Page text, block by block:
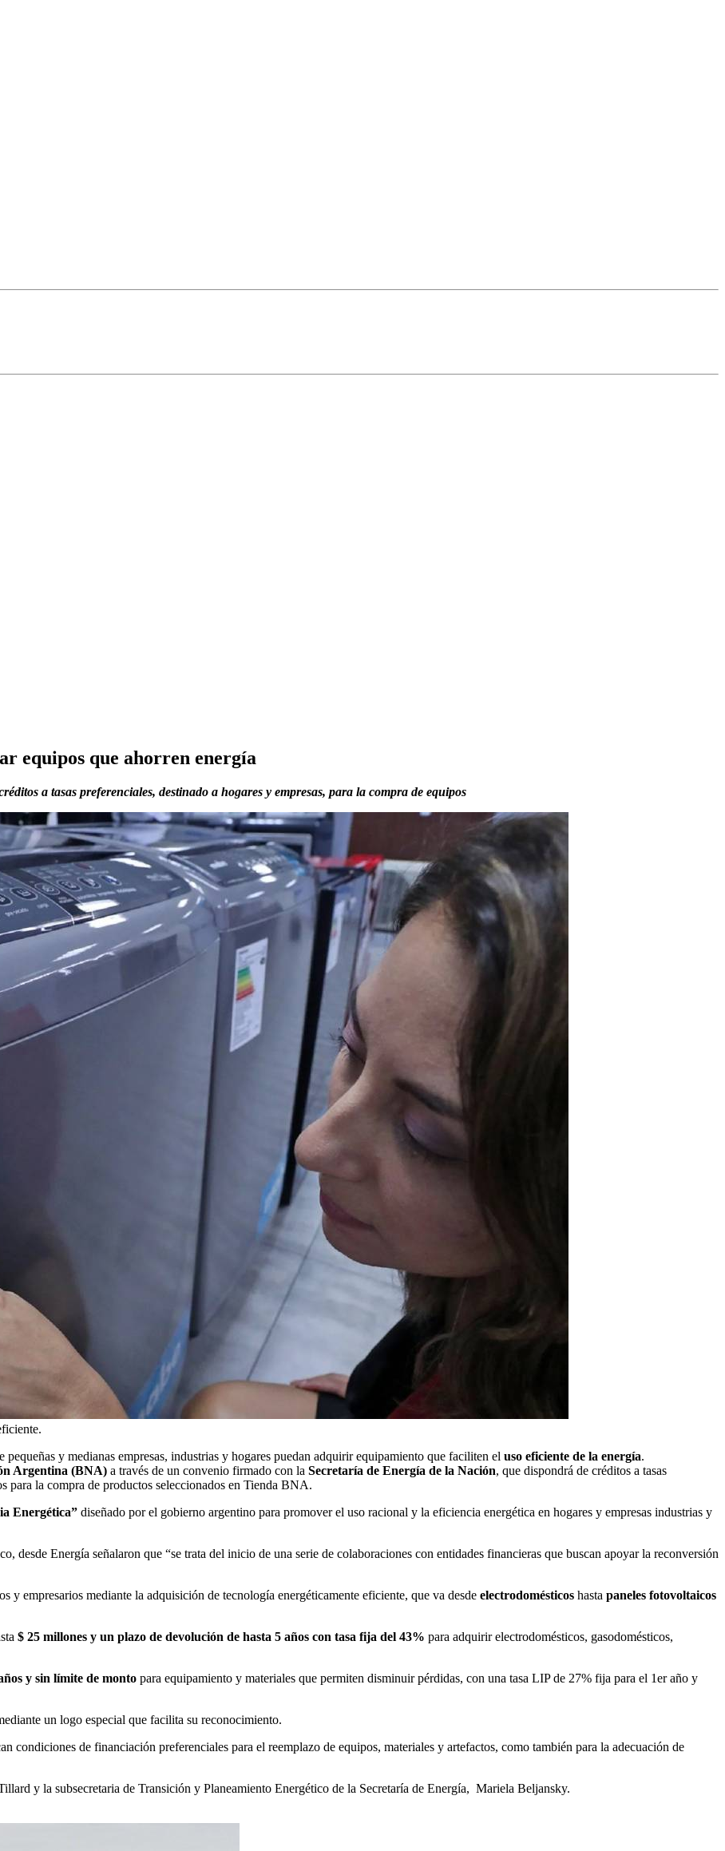
equipos que ahorren energía
a tasas preferenciales, destinado a hogares y empresas, para la compra de equipos
pequeñas y medianas empresas, industrias y hogares puedan adquirir equipamiento que faciliten el uso eficiente de la energía.
Argentina (BNA) a través de un convenio firmado con la Secretaría de Energía de la Nación, que dispondrá de créditos a tasas
para la compra de productos seleccionados en Tienda BNA.
Energética” diseñado por el gobierno argentino para promover el uso racional y la eficiencia energética en hogares y empresas industrias y
desde Energía señalaron que “se trata del inicio de una serie de colaboraciones con entidades financieras que buscan apoyar la reconversión
y empresarios mediante la adquisición de tecnología energéticamente eficiente, que va desde electrodomésticos hasta paneles fotovoltaicos
$ 25 millones y un plazo de devolución de hasta 5 años con tasa fija del 43% para adquirir electrodomésticos, gasodomésticos,
y sin límite de monto para equipamiento y materiales que permiten disminuir pérdidas, con una tasa LIP de 27% fija para el 1er año y
un logo especial que facilita su reconocimiento.
condiciones de financiación preferenciales para el reemplazo de equipos, materiales y artefactos, como también para la adecuación de
y la subsecretaria de Transición y Planeamiento Energético de la Secretaría de Energía, Mariela Beljansky.